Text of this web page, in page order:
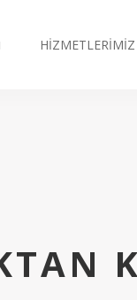
HIZMETLERIMIZ